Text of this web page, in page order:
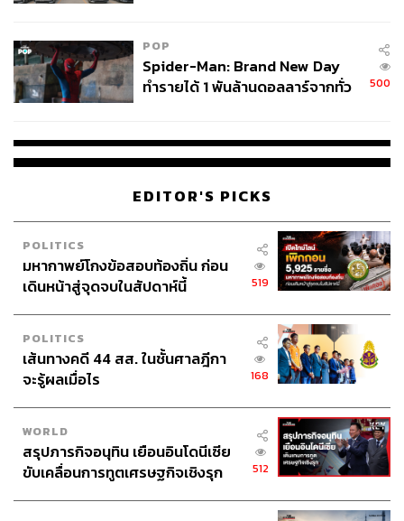
POP
Spider-Man: Brand New Day
ทำรายได้ 1 พันล้านดอลลาร์จากทั่ว
500
EDITOR'S PICKS
POLITICS
มหากาพย์โกงข้อสอบท้องถิ่น ก่อน
เดินหน้าสู่จุดจบในสัปดาห์นี้
519
POLITICS
เส้นทางคดี 44 สส. ในชั้นศาลฎีกา
จะรู้ผลเมื่อไร
168
WORLD
สรุปภารกิจอนุทิน เยือนอินโดนีเซีย
ขับเคลื่อนการทูตเศรษฐกิจเชิงรุก
512